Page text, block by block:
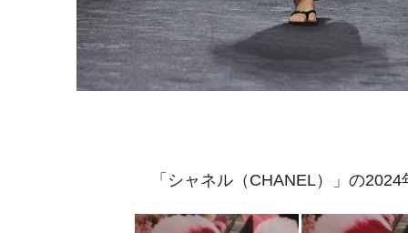
「シャネル（CHANEL）」の2024